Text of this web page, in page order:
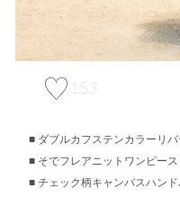
153
ダブルカフステンカラーリ
そでフレアニットワンピー
チェック柄キャンバスハン